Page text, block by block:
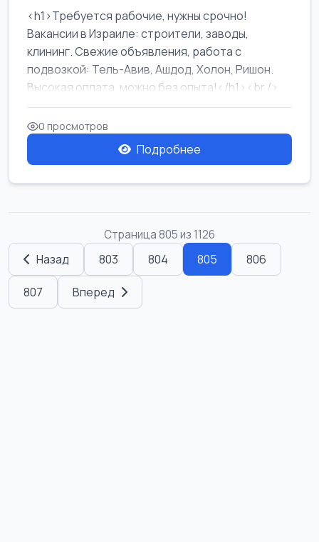
<h1>Требуется рабочие, нужны срочно!
Вакансии в Израиле: строители, заводы,
клининг. Свежие объявления, работа с
подвозкой: Тель-Авив, Ашдод, Холон, Ришон.
Высокая оплата, можно без опыта!</h1><br />
...
0 просмотров
Подробнее
Страница 805 из 1126
Назад 803 804 805 806
807 Вперед